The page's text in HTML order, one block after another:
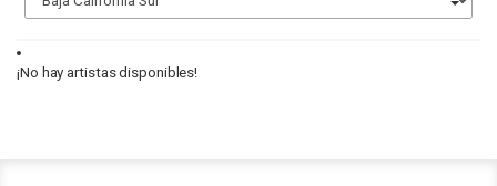
¡No hay artistas disponibles!